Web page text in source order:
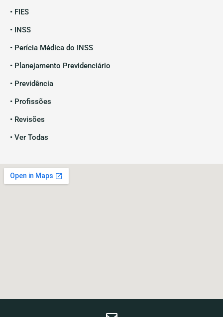
• FIES
• INSS
• Perícia Médica do INSS
• Planejamento Previdenciário
• Previdência
• Profissões
• Revisões
• Ver Todas